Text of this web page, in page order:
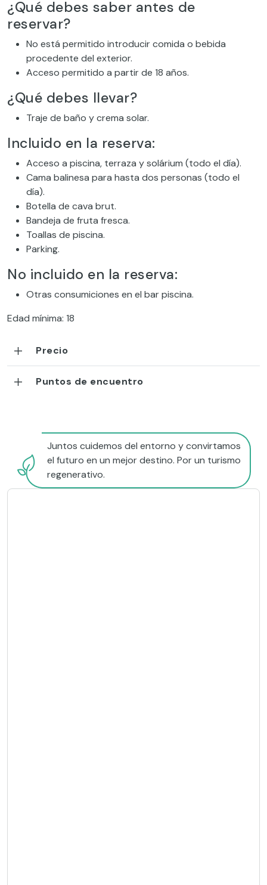
¿Qué debes saber antes de
reservar?
No está permitido introducir comida o bebida
procedente del exterior.
Acceso permitido a partir de 18 años.
¿Qué debes llevar?
Traje de baño y crema solar.
Incluido en la reserva:
Acceso a piscina, terraza y solárium (todo el día).
Cama balinesa para hasta dos personas (todo el
día).
Botella de cava brut.
Bandeja de fruta fresca.
Toallas de piscina.
Parking.
No incluido en la reserva:
Otras consumiciones en el bar piscina.
Edad mínima: 18
Precio
Puntos de encuentro
Juntos cuidemos del entorno y convirtamos
el futuro en un mejor destino. Por un turismo
regenerativo.